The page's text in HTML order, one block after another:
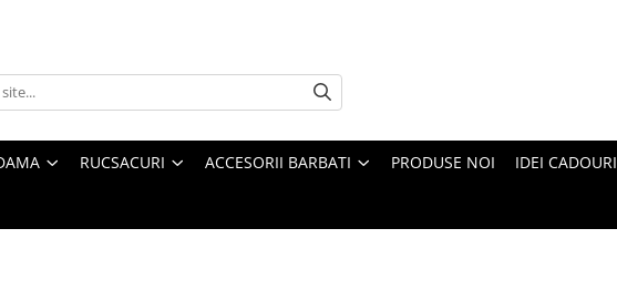
RUCSACURI ACCESORII BARBATI PRODUSE NOI IDEI CADOURI